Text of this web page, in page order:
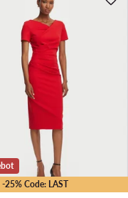
-25% Code: LAST